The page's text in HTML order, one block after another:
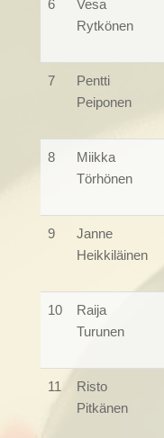
6
Vesa
Rytkönen
7
Pentti
Peiponen
8
Miikka
Törhönen
9
Janne
Heikkiläinen
10
Raija
Turunen
11
Risto
Pitkänen